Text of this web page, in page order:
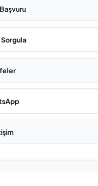
Sorgula